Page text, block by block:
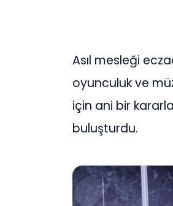
Asıl mesleği
oyunculuk ve
için ani bir
buluşturdu.